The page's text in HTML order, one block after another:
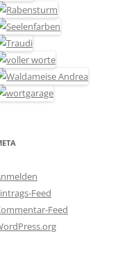
Feed
Feed